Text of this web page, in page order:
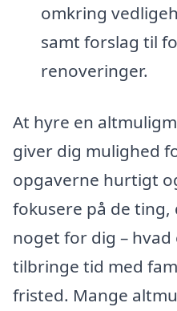
omkring
samt forslag til
renoveringer.
At hyre en
giver dig mulighed
opgaverne hurtigt
fokusere på de
noget for dig –
tilbringe tid med
fristed. Mange